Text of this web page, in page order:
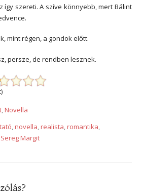
így szereti. A szíve könnyebb, mert Bálint
mint régen, a gondok előtt.
persze, de rendben lesznek.
,Novella
,novella,realista,romantika,
Sereg Margit